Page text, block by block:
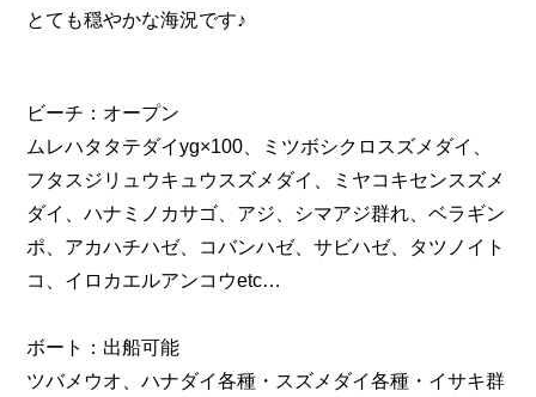
とても穏やかな海況です♪
ビーチ：オープン
ムレハタタテダイyg×100、ミツボシクロスズメダイ、
フタスジリュウキュウスズメダイ、ミヤコキセンスズメ
ダイ、ハナミノカサゴ、アジ、シマアジ群れ、ベラギン
ポ、アカハチハゼ、コバンハゼ、サビハゼ、タツノイト
コ、イロカエルアンコウetc…
ボート：出船可能
ツバメウオ、ハナダイ各種・スズメダイ各種・イサキ群